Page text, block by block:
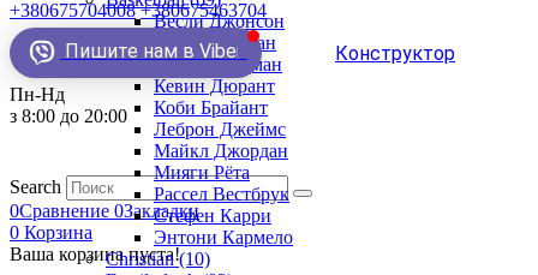
+380675704008 +380675463704
Пишите нам в Viber Конструктор
Пн-Нд
з 8:00 до 20:00
Search
0Сравнение 0Закладки
0 Корзина
Ваша корзина пуста!
Весли Джонсон
Демар Деразан
Деннис Родман
Кевин Дюрант
Коби Брайант
Леброн Джеймс
Майкл Джордан
Мияги Рёта
Рассел Вестбрук
Стефен Карри
Энтони Кармело
Christian (10)